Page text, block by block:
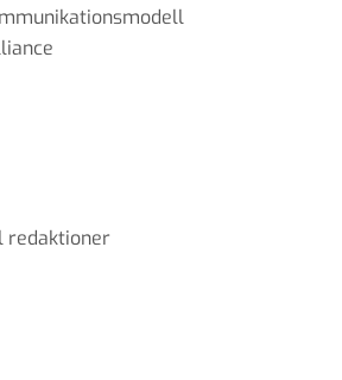
redaktioner